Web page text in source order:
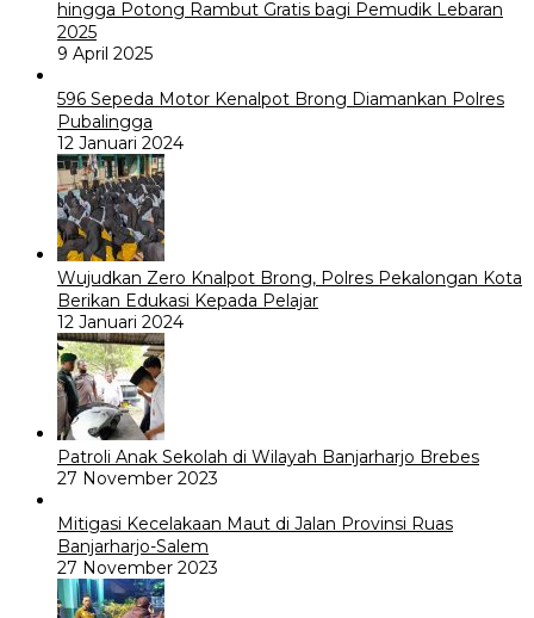
hingga Potong Rambut Gratis bagi Pemudik Lebaran
2025
9 April 2025
596 Sepeda Motor Kenalpot Brong Diamankan Polres
Pubalingga
12 Januari 2024
Wujudkan Zero Knalpot Brong, Polres Pekalongan Kota
Berikan Edukasi Kepada Pelajar
12 Januari 2024
Patroli Anak Sekolah di Wilayah Banjarharjo Brebes
27 November 2023
Mitigasi Kecelakaan Maut di Jalan Provinsi Ruas
Banjarharjo-Salem
27 November 2023